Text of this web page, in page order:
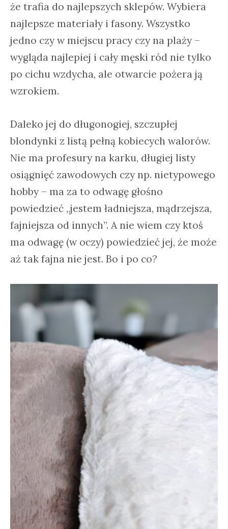
że trafia do najlepszych sklepów. Wybiera
najlepsze materiały i fasony. Wszystko
jedno czy w miejscu pracy czy na plaży –
wygląda najlepiej i cały męski ród nie tylko
po cichu wzdycha, ale otwarcie pożera ją
wzrokiem.
Daleko jej do długonogiej, szczupłej
blondynki z listą pełną kobiecych walorów.
Nie ma profesury na karku, długiej listy
osiągnięć zawodowych czy np. nietypowego
hobby – ma za to odwagę głośno
powiedzieć „jestem ładniejsza, mądrzejsza,
fajniejsza od innych”. A nie wiem czy ktoś
ma odwagę (w oczy) powiedzieć jej, że może
aż tak fajna nie jest. Bo i po co?